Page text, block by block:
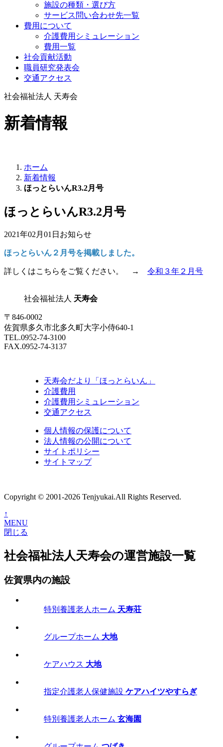
施設の種類・選び方
サービス問い合わせ先一覧
費用について
介護費用シミュレーション
費用一覧
社会貢献活動
職員研究発表会
交通アクセス
社会福祉法人 天寿会
新着情報
ホーム
新着情報
ほっとらいんR3.2月号
ほっとらいんR3.2月号
2021年02月01日 お知らせ
ほっとらいん２月号を掲載しました。
詳しくはこちらをご覧ください。 → 令和３年２月号
社会福祉法人 天寿会
〒846-0002
佐賀県多久市北多久町大字小侍640-1
TEL.0952-74-3100
FAX.0952-74-3137
天寿会だより「ほっとらいん」
介護費用
介護費用シミュレーション
交通アクセス
個人情報の保護について
法人情報の公開について
サイトポリシー
サイトマップ
Copyright © 2001-2026 Tenjyukai.All Rights Reserved.
↑
MENU
閉じる
社会福祉法人天寿会の運営施設一覧
佐賀県内の施設
特別養護老人ホーム 天寿荘
グループホーム 大地
ケアハウス 大地
指定介護老人保健施設 ケアハイツやすらぎ
特別養護老人ホーム 玄海園